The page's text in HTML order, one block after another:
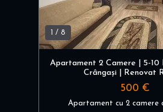
/ 8
Apartament 2 Camere | 5-
Crângași | Renovat
500 €
Apartament cu 2 camere